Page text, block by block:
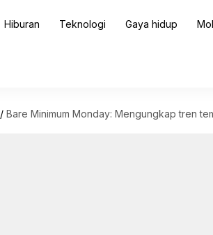
Hiburan Teknologi Gaya hidup
/ Bare Minimum Monday: Mengungkap tren